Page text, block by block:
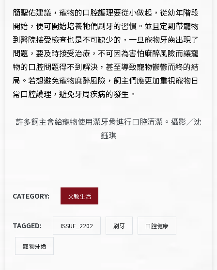
簡聖佑建議，寵物的口腔護理要從小做起，從幼年階段
開始，便可開始培養牠們刷牙的習慣。並且定期帶寵物
到醫院接受檢查也是不可缺少的，一旦寵物牙齒出現了
問題，要及時接受治療，不可因為害怕麻醉風險而讓寵
物的口腔問題得不到解決，甚至導致寵物鬱鬱而終的結
局。若想避免寵物麻醉風險，飼主們應更加重視寵物日
常口腔護理，避免牙周疾病的發生。
許多飼主會給寵物使用潔牙骨進行口腔清潔。攝影／沈
鈺琪
CATEGORY: 文教生活
TAGGED: ISSUE_2202 刷牙 口腔健康
寵物牙齒